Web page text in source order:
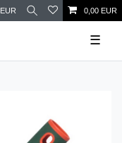
EUR 0,00 EUR
☰